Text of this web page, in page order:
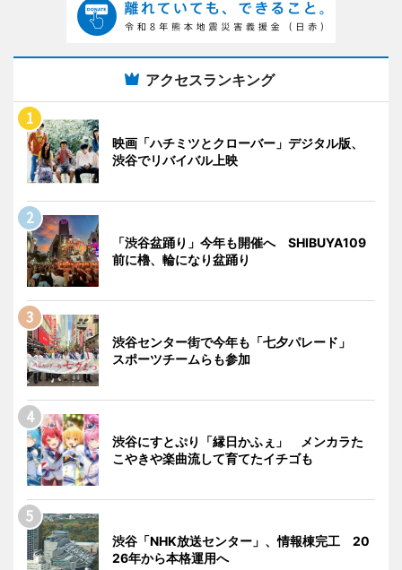
アクセスランキング
映画「ハチミツとクローバー」デジタル版、
渋谷でリバイバル上映
「渋谷盆踊り」今年も開催へ SHIBUYA109
前に櫓、輪になり盆踊り
渋谷センター街で今年も「七夕パレード」
スポーツチームらも参加
渋谷にすとぷり「縁日かふぇ」 メンカラた
こやきや楽曲流して育てたイチゴも
渋谷「NHK放送センター」、情報棟完工 20
26年から本格運用へ